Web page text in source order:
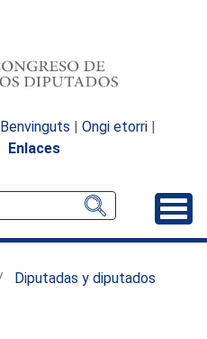
Benvinguts | Ongi etorri |
Enlaces
Diputadas y diputados